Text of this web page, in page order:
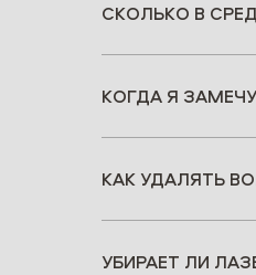
СКОЛЬКО В
КОГДА Я
КАК УДАЛЯТЬ
УБИРАЕТ ЛИ